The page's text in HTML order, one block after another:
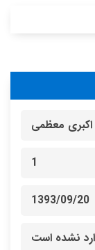
اکبری معظمی
1
1393/09/20
نشده است